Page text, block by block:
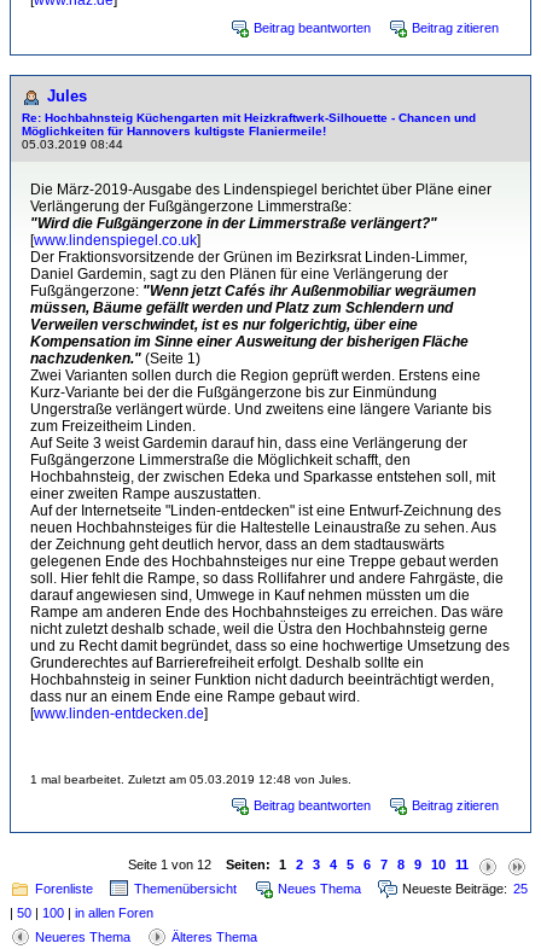
Beitrag beantworten Beitrag zitieren
Jules
Re: Hochbahnsteig Küchengarten mit Heizkraftwerk-Sil­hou­et­te - Chancen und
Möglichkeiten für Hannovers kultigste Flaniermeile!
05.03.2019 08:44
Die März-2019-Ausgabe des Lindenspiegel berichtet über Pläne einer
Verlängerung der Fußgängerzone Limmerstraße:
"Wird die Fußgängerzone in der Limmerstraße verlängert?"
[www.lindenspiegel.co.uk]
Der Fraktionsvorsitzende der Grünen im Bezirksrat Linden-Limmer,
Daniel Gardemin, sagt zu den Plänen für eine Verlängerung der
Fußgängerzone: "Wenn jetzt Cafés ihr Außenmobiliar wegräumen
müssen, Bäume gefällt werden und Platz zum Schlendern und
Verweilen verschwindet, ist es nur folgerichtig, über eine
Kompensation im Sinne einer Ausweitung der bisherigen Fläche
nachzudenken." (Seite 1)
Zwei Varianten sollen durch die Region geprüft werden. Erstens eine
Kurz-Variante bei der die Fußgängerzone bis zur Einmündung
Ungerstraße verlängert würde. Und zweitens eine längere Variante bis
zum Freizeitheim Linden.
Auf Seite 3 weist Gardemin darauf hin, dass eine Verlängerung der
Fußgängerzone Limmerstraße die Möglichkeit schafft, den
Hochbahnsteig, der zwischen Edeka und Sparkasse entstehen soll, mit
einer zweiten Rampe auszustatten.
Auf der Internetseite "Linden-entdecken" ist eine Entwurf-Zeichnung des
neuen Hochbahnsteiges für die Haltestelle Leinaustraße zu sehen. Aus
der Zeichnung geht deutlich hervor, dass an dem stadtauswärts
gelegenen Ende des Hochbahnsteiges nur eine Treppe gebaut werden
soll. Hier fehlt die Rampe, so dass Rollifahrer und andere Fahrgäste, die
darauf angewiesen sind, Umwege in Kauf nehmen müssten um die
Rampe am anderen Ende des Hochbahnsteiges zu erreichen. Das wäre
nicht zuletzt deshalb schade, weil die Üstra den Hochbahnsteig gerne
und zu Recht damit begründet, dass so eine hochwertige Umsetzung des
Grunderechtes auf Barrierefreiheit erfolgt. Deshalb sollte ein
Hochbahnsteig in seiner Funktion nicht dadurch beeinträchtigt werden,
dass nur an einem Ende eine Rampe gebaut wird.
[www.linden-entdecken.de]
1 mal bearbeitet. Zuletzt am 05.03.2019 12:48 von Jules.
Beitrag beantworten Beitrag zitieren
Seite 1 von 12 Seiten: 1 2 3 4 5 6 7 8 9 10
11
Forenliste
Themenübersicht Neues Thema Neueste Beiträge: 25
| 50 | 100 | in allen Foren
Neueres Thema
Älteres Thema